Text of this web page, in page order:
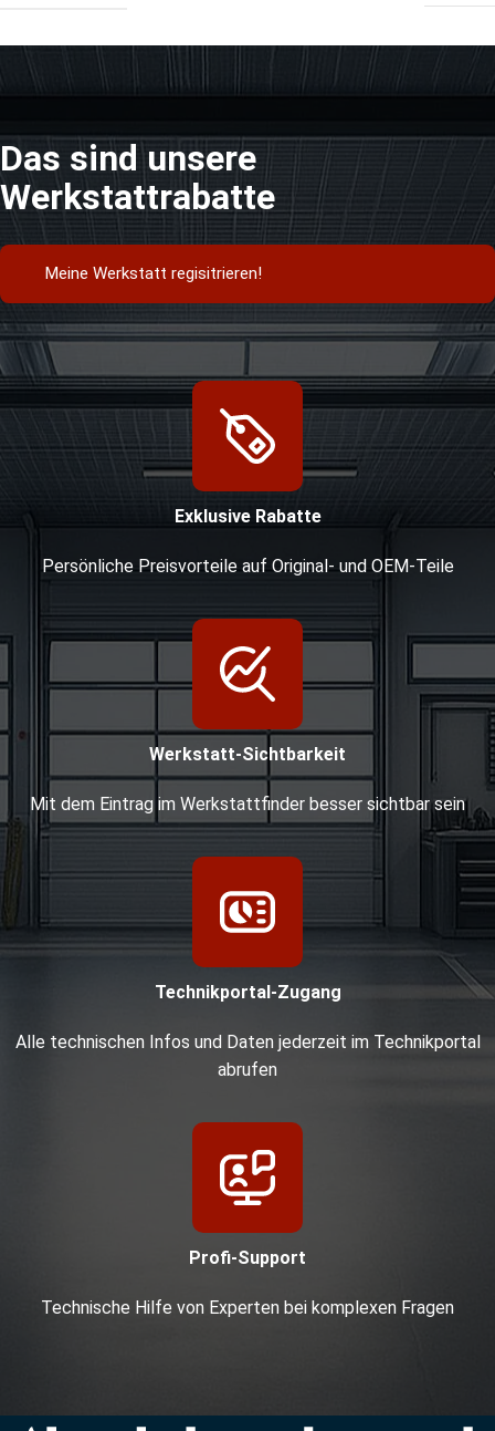
Das sind unsere
Werkstattrabatte
Meine Werkstatt regisitrieren!
Exklusive Rabatte
Persönliche Preisvorteile auf Original- und OEM-Teile
Werkstatt-Sichtbarkeit
Mit dem Eintrag im Werkstattfinder besser sichtbar sein
Technikportal-Zugang
Alle technischen Infos und Daten jederzeit im Technikportal
abrufen
Profi-Support
Technische Hilfe von Experten bei komplexen Fragen